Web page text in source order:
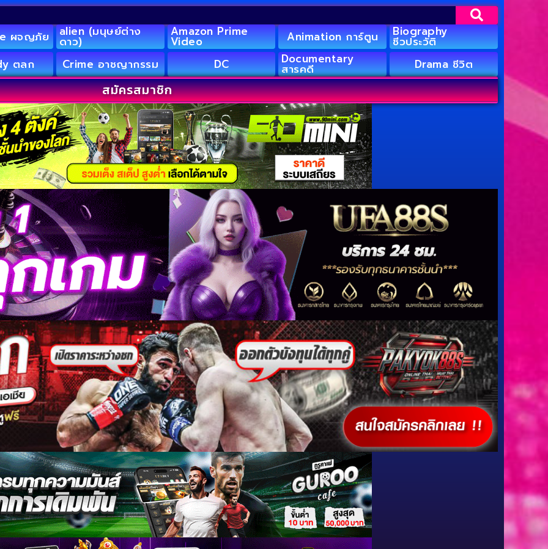
ผจญภัย alien (มนุษย์ต่าง
ดาว)
Amazon Prime
Video Animation การ์ตูน Biography
ชีวประวัติ
ตลก
Crime อาชญากรรม DC Documentary
สารคดี Drama ชีวิต
สมัครสมาชิก